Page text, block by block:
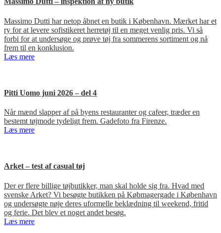
Massimo Dutti har netop åbnet en butik i København. Mærket har et
ry for at levere sofistikeret herretøj til en meget venlig pris. Vi så
forbi for at undersøge og prøve tøj fra sommerens sortiment og nå
frem til en konklusion.
Læs mere
Pitti Uomo juni 2026 – del 4
Når mænd slapper af på byens restauranter og cafeer, træder en
bestemt tøjmode tydeligt frem. Gadefoto fra Firenze.
Læs mere
Arket – test af casual tøj
Der er flere billige tøjbutikker, man skal holde sig fra. Hvad med
svenske Arket? Vi besøgte butikken på Købmagergade i København
og undersøgte nøje deres uformelle beklædning til weekend, fritid
og ferie. Det blev et noget andet besøg.
Læs mere